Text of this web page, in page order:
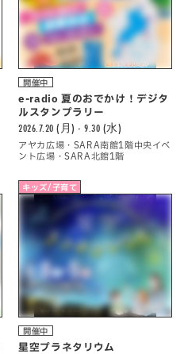
開催中
e-radio 夏のおでかけ！デジタ
ルスタンプラリー
2026.7.20 (月) - 9.30 (水)
アヤカ広場・SARA南館1階中央イベ
ント広場・SARA北館1階
キッズ/子育て
開催中
星空プラネタリウム